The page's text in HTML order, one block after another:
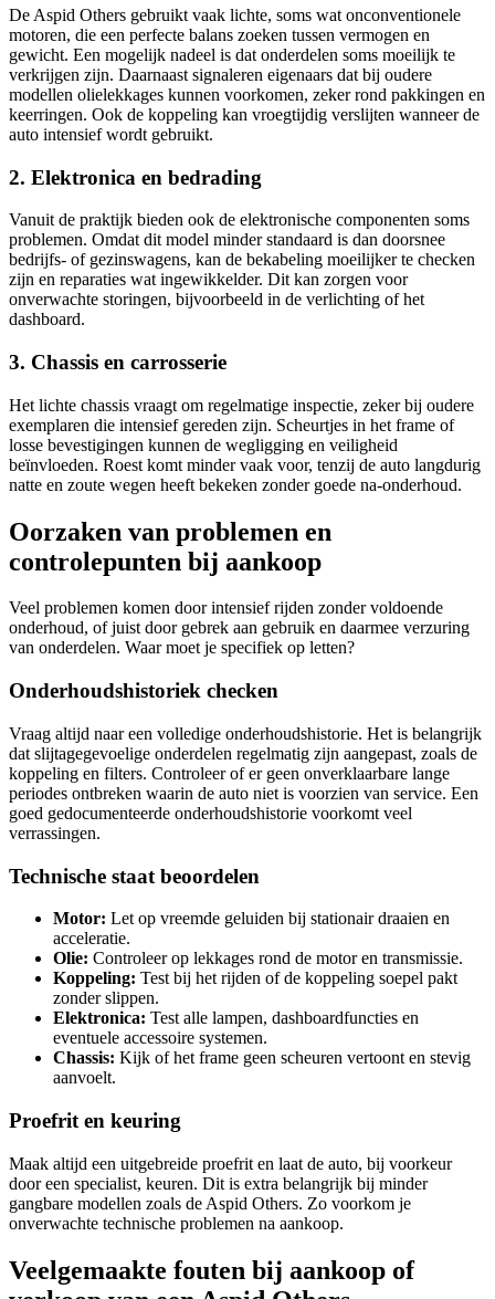
De Aspid Others gebruikt vaak lichte, soms wat onconventionele
motoren, die een perfecte balans zoeken tussen vermogen en
gewicht. Een mogelijk nadeel is dat onderdelen soms moeilijk te
verkrijgen zijn. Daarnaast signaleren eigenaars dat bij oudere
modellen olielekkages kunnen voorkomen, zeker rond pakkingen en
keerringen. Ook de koppeling kan vroegtijdig verslijten wanneer de
auto intensief wordt gebruikt.
2. Elektronica en bedrading
Vanuit de praktijk bieden ook de elektronische componenten soms
problemen. Omdat dit model minder standaard is dan doorsnee
bedrijfs- of gezinswagens, kan de bekabeling moeilijker te checken
zijn en reparaties wat ingewikkelder. Dit kan zorgen voor
onverwachte storingen, bijvoorbeeld in de verlichting of het
dashboard.
3. Chassis en carrosserie
Het lichte chassis vraagt om regelmatige inspectie, zeker bij oudere
exemplaren die intensief gereden zijn. Scheurtjes in het frame of
losse bevestigingen kunnen de wegligging en veiligheid
beïnvloeden. Roest komt minder vaak voor, tenzij de auto langdurig
natte en zoute wegen heeft bekeken zonder goede na-onderhoud.
Oorzaken van problemen en
controlepunten bij aankoop
Veel problemen komen door intensief rijden zonder voldoende
onderhoud, of juist door gebrek aan gebruik en daarmee verzuring
van onderdelen. Waar moet je specifiek op letten?
Onderhoudshistoriek checken
Vraag altijd naar een volledige onderhoudshistorie. Het is belangrijk
dat slijtagegevoelige onderdelen regelmatig zijn aangepast, zoals de
koppeling en filters. Controleer of er geen onverklaarbare lange
periodes ontbreken waarin de auto niet is voorzien van service. Een
goed gedocumenteerde onderhoudshistorie voorkomt veel
verrassingen.
Technische staat beoordelen
Motor: Let op vreemde geluiden bij stationair draaien en
acceleratie.
Olie: Controleer op lekkages rond de motor en transmissie.
Koppeling: Test bij het rijden of de koppeling soepel pakt
zonder slippen.
Elektronica: Test alle lampen, dashboardfuncties en
eventuele accessoire systemen.
Chassis: Kijk of het frame geen scheuren vertoont en stevig
aanvoelt.
Proefrit en keuring
Maak altijd een uitgebreide proefrit en laat de auto, bij voorkeur
door een specialist, keuren. Dit is extra belangrijk bij minder
gangbare modellen zoals de Aspid Others. Zo voorkom je
onverwachte technische problemen na aankoop.
Veelgemaakte fouten bij aankoop of